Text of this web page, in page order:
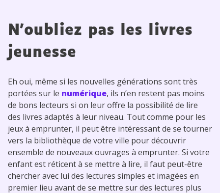
N’oubliez pas les livres
jeunesse
Eh oui, même si les nouvelles générations sont très
portées sur le numérique, ils n’en restent pas moins
de bons lecteurs si on leur offre la possibilité de lire
des livres adaptés à leur niveau. Tout comme pour les
jeux à emprunter, il peut être intéressant de se tourner
vers la bibliothèque de votre ville pour découvrir
ensemble de nouveaux ouvrages à emprunter. Si votre
enfant est réticent à se mettre à lire, il faut peut-être
chercher avec lui des lectures simples et imagées en
premier lieu avant de se mettre sur des lectures plus